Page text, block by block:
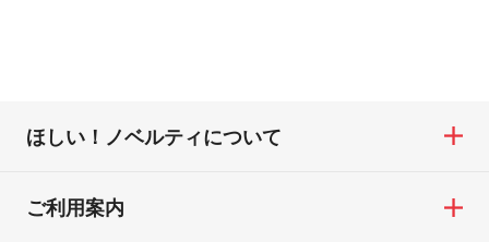
ほしい！ノベルティについて
ご利用案内